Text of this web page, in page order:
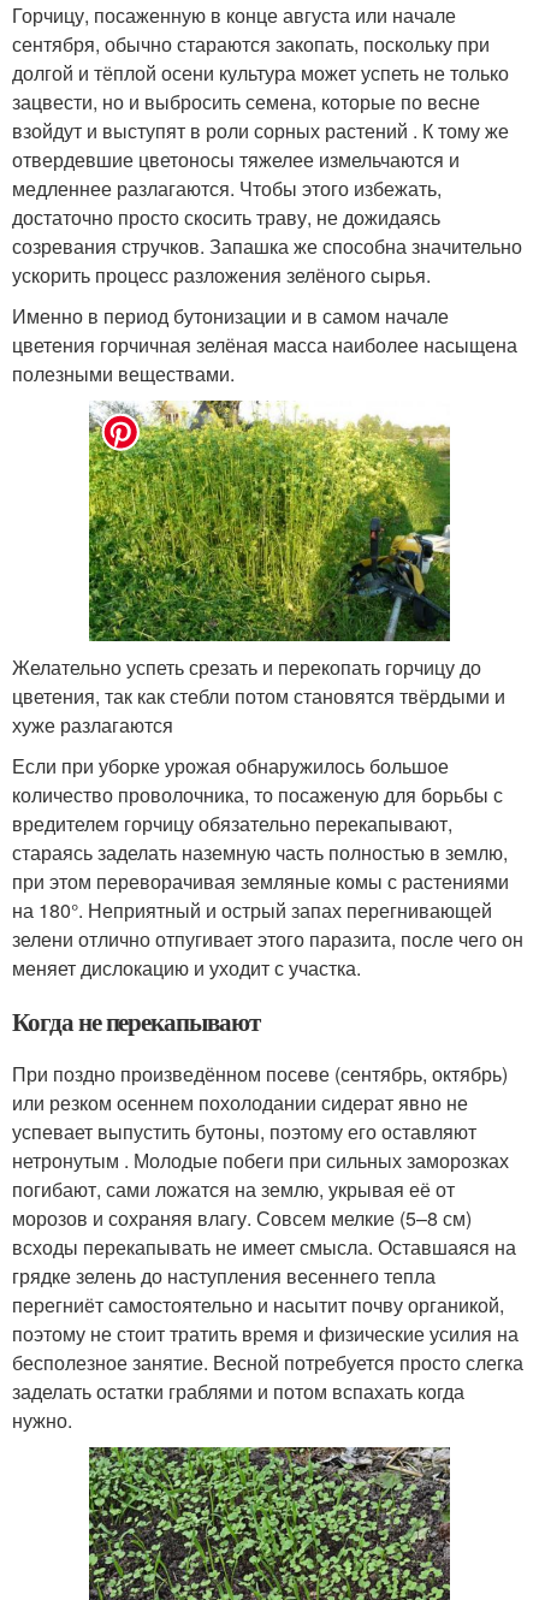
Горчицу, посаженную в конце августа или начале
сентября, обычно стараются закопать, поскольку при
долгой и тёплой осени культура может успеть не только
зацвести, но и выбросить семена, которые по весне
взойдут и выступят в роли сорных растений . К тому же
отвердевшие цветоносы тяжелее измельчаются и
медленнее разлагаются. Чтобы этого избежать,
достаточно просто скосить траву, не дожидаясь
созревания стручков. Запашка же способна значительно
ускорить процесс разложения зелёного сырья.
Именно в период бутонизации и в самом начале
цветения горчичная зелёная масса наиболее насыщена
полезными веществами.
Желательно успеть срезать и перекопать горчицу до
цветения, так как стебли потом становятся твёрдыми и
хуже разлагаются
Если при уборке урожая обнаружилось большое
количество проволочника, то посаженую для борьбы с
вредителем горчицу обязательно перекапывают,
стараясь заделать наземную часть полностью в землю,
при этом переворачивая земляные комы с растениями
на 180°. Неприятный и острый запах перегнивающей
зелени отлично отпугивает этого паразита, после чего он
меняет дислокацию и уходит с участка.
Когда не перекапывают
При поздно произведённом посеве (сентябрь, октябрь)
или резком осеннем похолодании сидерат явно не
успевает выпустить бутоны, поэтому его оставляют
нетронутым . Молодые побеги при сильных заморозках
погибают, сами ложатся на землю, укрывая её от
морозов и сохраняя влагу. Совсем мелкие (5–8 см)
всходы перекапывать не имеет смысла. Оставшаяся на
грядке зелень до наступления весеннего тепла
перегниёт самостоятельно и насытит почву органикой,
поэтому не стоит тратить время и физические усилия на
бесполезное занятие. Весной потребуется просто слегка
заделать остатки граблями и потом вспахать когда
нужно.